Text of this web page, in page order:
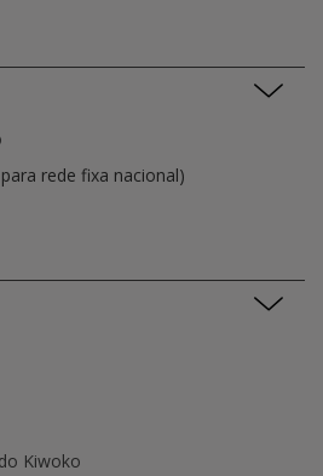
rede fixa nacional)
Kiwoko